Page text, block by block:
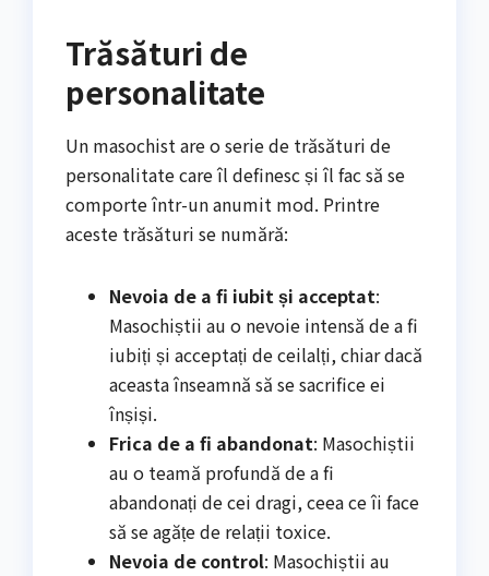
Trăsături de
personalitate
Un masochist are o serie de trăsături de
personalitate care îl definesc și îl fac să se
comporte într-un anumit mod. Printre
aceste trăsături se numără:
Nevoia de a fi iubit și acceptat:
Masochiștii au o nevoie intensă de a fi
iubiți și acceptați de ceilalți, chiar dacă
aceasta înseamnă să se sacrifice ei
înșiși.
Frica de a fi abandonat: Masochiștii
au o teamă profundă de a fi
abandonați de cei dragi, ceea ce îi face
să se agățe de relații toxice.
Nevoia de control: Masochiștii au